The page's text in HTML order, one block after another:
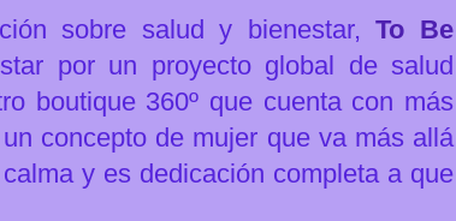
sobre salud y bienestar,To Be
por un proyecto global de salud
boutique 360º que cuenta con más
concepto de mujer que va más allá
y es dedicación completa a que